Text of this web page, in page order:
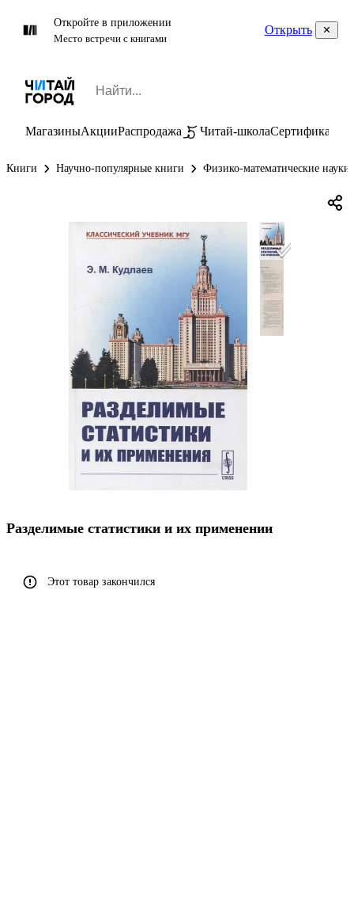
Откройте в приложении
Место встречи с книгами
Открыть
МагазиныАкцииРаспродажа Читай-школаСертификаты
Книги Научно-популярные книги Физико-математические науки
Разделимые статистики и их применении
Этот товар закончился